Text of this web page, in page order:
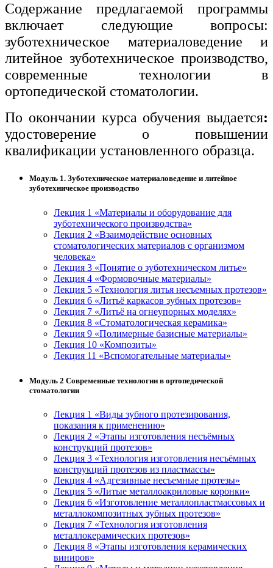
Содержание предлагаемой программы
включает следующие вопросы:
зуботехническое материаловедение и
литейное зуботехническое производство,
современные технологии в
ортопедической стоматологии.
По окончании курса обучения выдается:
удостоверение о повышении
квалификации установленного образца.
Модуль 1. Зуботехническое материаловедение и литейное
зуботехническое производство
Лекция 1 «Материалы и оборудование для
зуботехнического производства»
Лекция 2 «Взаимодействие основных
стоматологических материалов с организмом
человека»
Лекция 3 «Понятие о зуботехническом литье»
Лекция 4 «Формовочные материалы»
Лекция 5 «Технология литья несъемных протезов»
Лекция 6 «Литьё каркасов зубных протезов»
Лекция 7 «Литьё на огнеупорных моделях»
Лекция 8 «Стоматологическая керамика»
Лекция 9 «Полимерные базисные материалы»
Лекция 10 «Композиты»
Лекция 11 «Вспомогательные материалы»
Модуль 2 Современные технологии в ортопедической
стоматологии
Лекция 1 «Виды зубного протезирования,
показания к применению»
Лекция 2 «Этапы изготовления несъёмных
конструкций протезов»
Лекция 3 «Технология изготовления несъёмных
конструкций протезов из пластмассы»
Лекция 4 «Адгезивные несъемные протезы»
Лекция 5 «Литые металлоакриловые коронки»
Лекция 6 «Изготовление металлопластмассовых и
металлокомпозитных зубных протезов»
Лекция 7 «Технология изготовления
металлокерамических протезов»
Лекция 8 «Этапы изготовления керамических
виниров»